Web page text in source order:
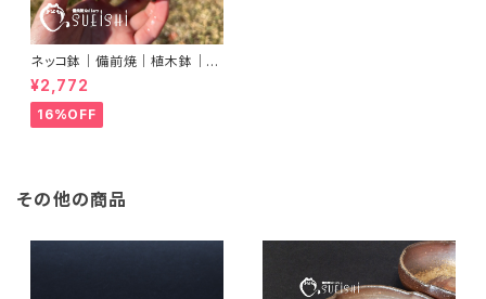
ネッコ鉢｜備前焼｜植木鉢｜ネ
コ型鉢｜多肉植物｜プランター
¥2,772
16%OFF
その他の商品